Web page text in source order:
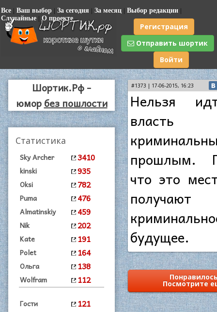
Все | Ваш выбор | За сегодня | За месяц | Выбор редакции |
Случайные | О проекте
Регистрация
Отправить шортик
Войти
Шортик.Рф -
юморбез пошлости
Статистика
Sky Archer 3410
kinski 935
Oksi 782
Puma 476
Almatinskiy 459
Nik 202
Kate 191
Polet 164
Ольга 138
Wolfram 112
Гости 121
#1373 | 17-06-2015, 16:23
Нельзя
прошлым.
что это
получают
будущее.
Посмотрите